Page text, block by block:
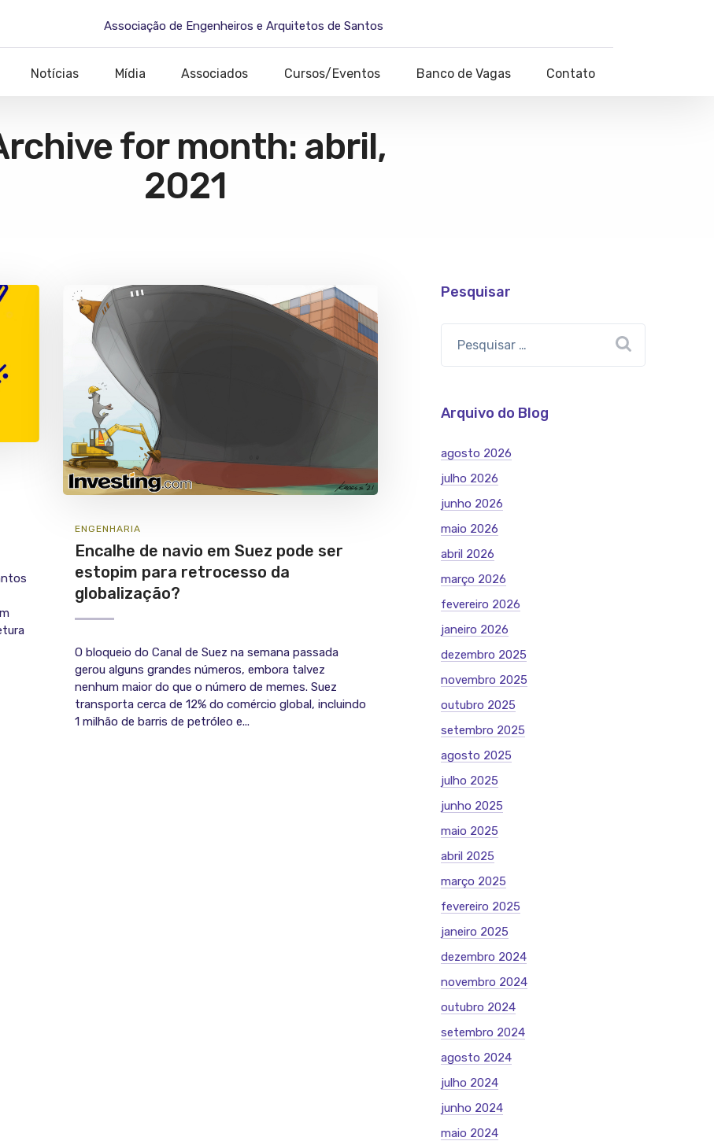
Associação de Engenheiros e Arquitetos de Santos
Notícias Mídia Associados Cursos/Eventos Banco de Vagas Contato
for month: abril,
2021
ENGENHARIA
Encalhe de navio em Suez pode ser
estopim para retrocesso da
globalização?
O bloqueio do Canal de Suez na semana passada
gerou alguns grandes números, embora talvez
nenhum maior do que o número de memes. Suez
transporta cerca de 12% do comércio global, incluindo
1 milhão de barris de petróleo e...
Pesquisar
Arquivo do Blog
agosto 2026
julho 2026
junho 2026
maio 2026
abril 2026
março 2026
fevereiro 2026
janeiro 2026
dezembro 2025
novembro 2025
outubro 2025
setembro 2025
agosto 2025
julho 2025
junho 2025
maio 2025
abril 2025
março 2025
fevereiro 2025
janeiro 2025
dezembro 2024
novembro 2024
outubro 2024
setembro 2024
agosto 2024
julho 2024
junho 2024
maio 2024